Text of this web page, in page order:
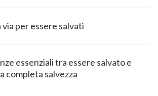
via per essere salvati
essenziali tra essere salvato e
completa salvezza